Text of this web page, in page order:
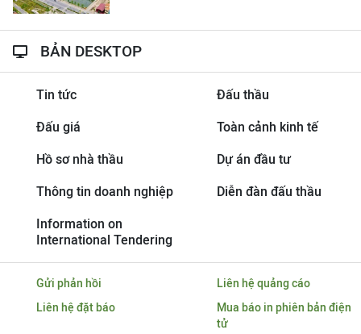
BẢN DESKTOP
Tin tức Đấu thầu
Đấu giá Toàn cảnh kinh tế
Hồ sơ nhà thầu Dự án đầu tư
Thông tin doanh nghiệp Diễn đàn đấu thầu
Information on
International Tendering
Gửi phản hồi
Liên hệ quảng cáo
Liên hệ đặt báo
Mua báo in phiên bản điện
tử